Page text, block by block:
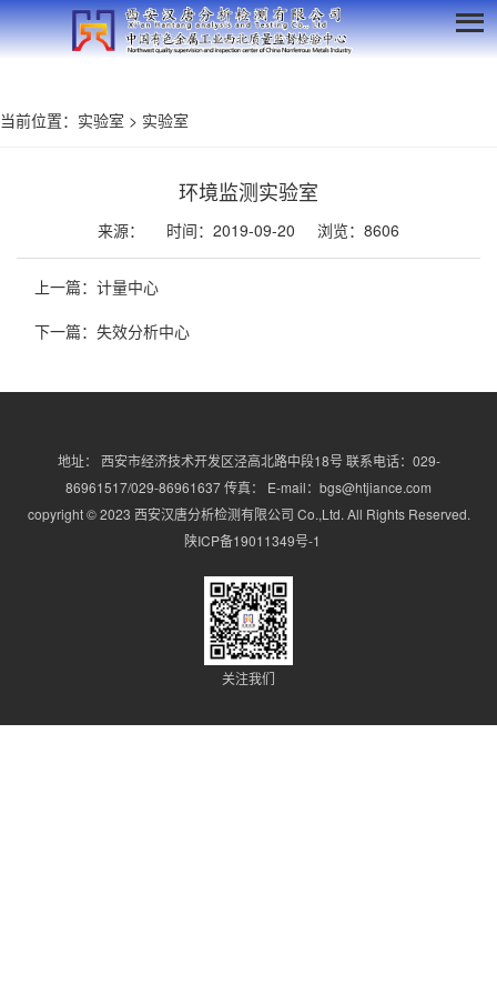
当前位置： 实验室 > 实验室
环境监测实验室
来源： 时间：2019-09-20 浏览：8606
上一篇： 计量中心
下一篇： 失效分析中心
地址： 西安市经济技术开发区泾高北路中段18号 联系电话：029-
86961517/029-86961637 传真： E-mail：bgs@htjiance.com
copyright © 2023 西安汉唐分析检测有限公司 Co.,Ltd. All Rights Reserved.
陕ICP备19011349号-1
关注我们